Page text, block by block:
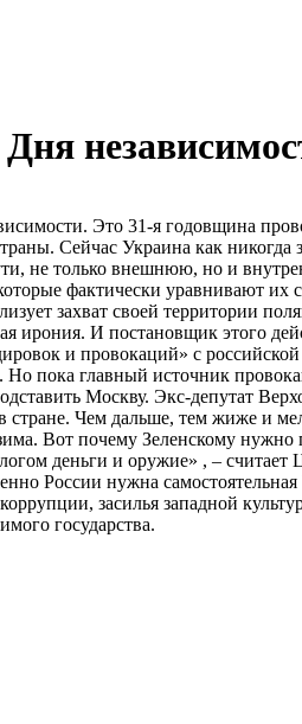
Это 31-я годовщина
Сейчас Украина как
не только внешнюю, но и
фактически уравнивают
захват своей территории
ирония. И постановщик этого
и провокаций» с
пока главный источник
Москву. Экс-депутат
стране. Чем дальше, тем жиже и
Вот почему Зеленскому
деньги и оружие» , –
России нужна
засилья западной
государства.